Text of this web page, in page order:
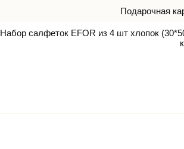
Подарочная
Набор салфеток EFOR из 4 шт хлопок